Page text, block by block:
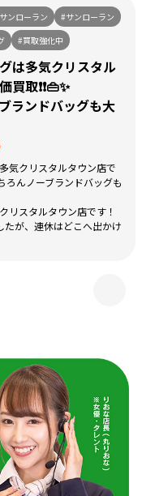
ンローラン
#サンローラン
#買取強化中
は多気クリスタル
取❗❗👜✨
ランドバッグも大
気クリスタルタウン店で
ちろんノーブランドバッグも
リスタルタウン店です！
たが、連休はどこへ出かけ